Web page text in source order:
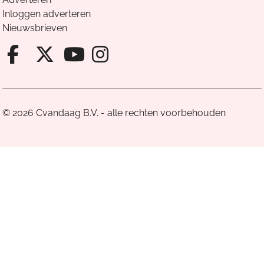
Inloggen adverteren
Nieuwsbrieven
Facebook van Cvandaag
X van Cvandaag
Instagram van
© 2026 Cvandaag B.V. - alle rechten voorbehouden